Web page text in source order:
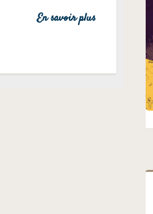
En savoir plus